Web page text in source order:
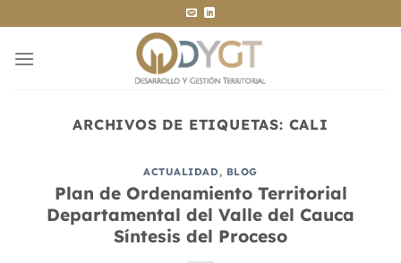
al
contenido
ARCHIVOS DE ETIQUETAS: CALI
ACTUALIDAD, BLOG
Plan de Ordenamiento Territorial
Departamental del Valle del Cauca
Síntesis del Proceso